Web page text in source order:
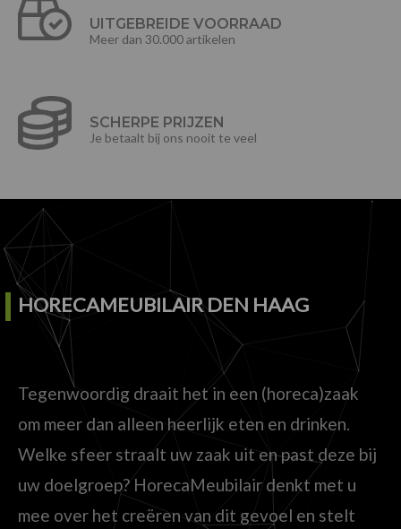
UITGEBREIDE VOORRAAD
Meer dan 30.000 artikelen
SCHERPE PRIJZEN
Je betaalt bij ons nooit te veel
HORECAMEUBILAIR DEN HAAG
Tegenwoordig draait het in een (horeca)zaak
om meer dan alleen heerlijk eten en drinken.
Welke sfeer straalt uw zaak uit en past deze bij
uw doelgroep? HorecaMeubilair denkt met u
mee over het creëren van dit gevoel en stelt